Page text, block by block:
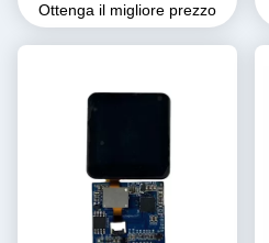
a colori TFT touch screen
Ottenga il migliore prezzo